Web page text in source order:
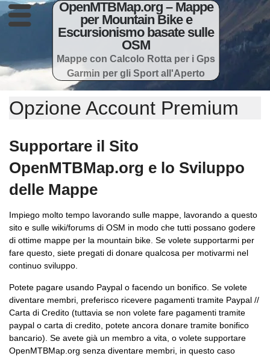
OpenMTBMap.org – Mappe
per Mountain Bike e
Escursionismo basate sulle
OSM
Mappe con Calcolo Rotta per i Gps
Garmin per gli Sport all'Aperto
Opzione Account Premium
Supportare il Sito
OpenMTBMap.org e lo Sviluppo
delle Mappe
Impiego molto tempo lavorando sulle mappe, lavorando a questo
sito e sulle wiki/forums di OSM in modo che tutti possano godere
di ottime mappe per la mountain bike. Se volete supportarmi per
fare questo, siete pregati di donare qualcosa per motivarmi nel
continuo sviluppo.
Potete pagare usando Paypal o facendo un bonifico. Se volete
diventare membri, preferisco ricevere pagamenti tramite Paypal //
Carta di Credito (tuttavia se non volete fare pagamenti tramite
paypal o carta di credito, potete ancora donare tramite bonifico
bancario). Se avete già un membro a vita, o volete supportare
OpenMTBMap.org senza diventare membri, in questo caso